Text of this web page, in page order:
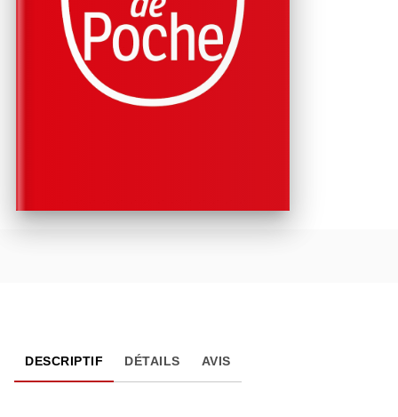
DESCRIPTIF DÉTAILS AVIS